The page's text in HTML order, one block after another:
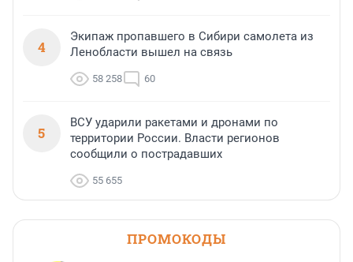
4
Экипаж пропавшего в Сибири самолета из
Ленобласти вышел на связь
58 258 60
5
ВСУ ударили ракетами и дронами по
территории России. Власти регионов
сообщили о пострадавших
55 655
ПРОМОКОДЫ